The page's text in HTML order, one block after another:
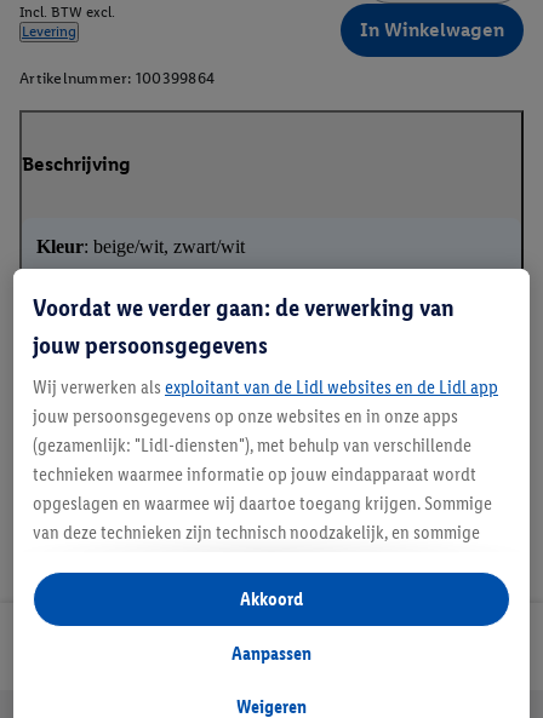
Incl. BTW excl.
Levering
In Winkelwagen
Artikelnummer: 100399864
Beschrijving
Kleur: beige/wit, zwart/wit
Kenmerk: antislip siliconen noppen
*RCS – Recycled Claim Standard
Lidl Nieuwsbrief
Voordat we verder gaan: de verwerking van
jouw persoonsgegevens
Wij verwerken als exploitant van de Lidl websites en de Lidl app
jouw persoonsgegevens op onze websites en in onze apps
(gezamenlijk: "Lidl-diensten"), met behulp van verschillende
technieken waarmee informatie op jouw eindapparaat wordt
opgeslagen en waarmee wij daartoe toegang krijgen. Sommige
van deze technieken zijn technisch noodzakelijk, en sommige
opslaan van voorkeursinstellingen, het verzamelen en
analyseren van statistieken of voor het tonen van
gepersonaliseerde reclame binnen en buiten de Lidl-diensten.
gegevens over jouw aankoopgedrag in de winkel ook voor de
Weigeren
Aanpassen
Akkoord